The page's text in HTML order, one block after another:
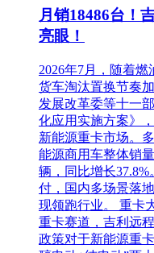
月销18486台！
亮眼！
2026年7月，随着
货车淘汰置换节奏
发展改革委等十一
化应用实施方案》
新能源重卡市场。
能源商用车整体销
辆，同比增长
付，国内多场景落
现领跑行业。 重卡
重卡赛道，吉利远
政策对于新能源重